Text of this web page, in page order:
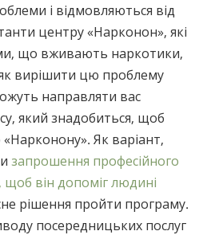
і відмовляються від
центру «Нарконон», які
що вживають наркотики,
вирішити цю проблему
направляти вас
який знадобиться, щоб
Як варіант,
запрошення професійного
щоб він допоміг людині
рішення пройти програму.
посередницьких послуг